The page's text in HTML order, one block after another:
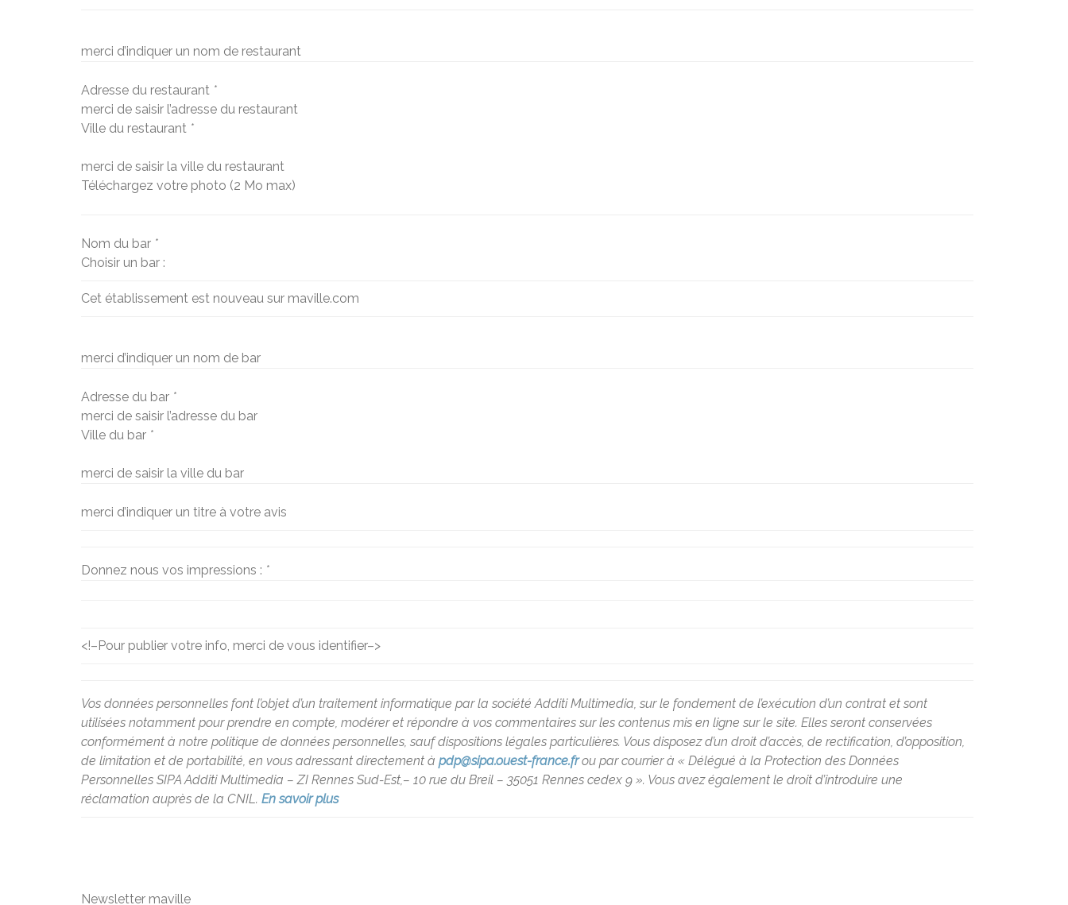
merci d’indiquer un nom de restaurant
Adresse du restaurant *
merci de saisir l’adresse du restaurant
Ville du restaurant *
merci de saisir la ville du restaurant
Téléchargez votre photo (2 Mo max)
Nom du bar *
Choisir un bar :
Cet établissement est nouveau sur maville.com
merci d’indiquer un nom de bar
Adresse du bar *
merci de saisir l’adresse du bar
Ville du bar *
merci de saisir la ville du bar
merci d’indiquer un titre à votre avis
Donnez nous vos impressions : *
<!–Pour publier votre info, merci de vous identifier–>
Vos données personnelles font l’objet d’un traitement informatique par la société Additi Multimedia, sur le fondement de l’exécution d’un contrat et sont
utilisées notamment pour prendre en compte, modérer et répondre à vos commentaires sur les contenus mis en ligne sur le site. Elles seront conservées
conformément à notre politique de données personnelles, sauf dispositions légales particulières. Vous disposez d’un droit d’accès, de rectification, d’opposition,
de limitation et de portabilité, en vous adressant directement à pdp@sipa.ouest-france.frou par courrier à « Délégué à la Protection des Données
Personnelles SIPA Additi Multimedia – ZI Rennes Sud-Est,– 10 rue du Breil – 35051 Rennes cedex 9 ». Vous avez également le droit d’introduire une
réclamation auprès de la CNIL. En savoir plus
Newsletter maville